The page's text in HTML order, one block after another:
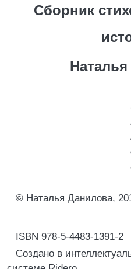
Сборник
© Наталья Данилова,
ISBN 978-5-4483-1391-2
Создано в